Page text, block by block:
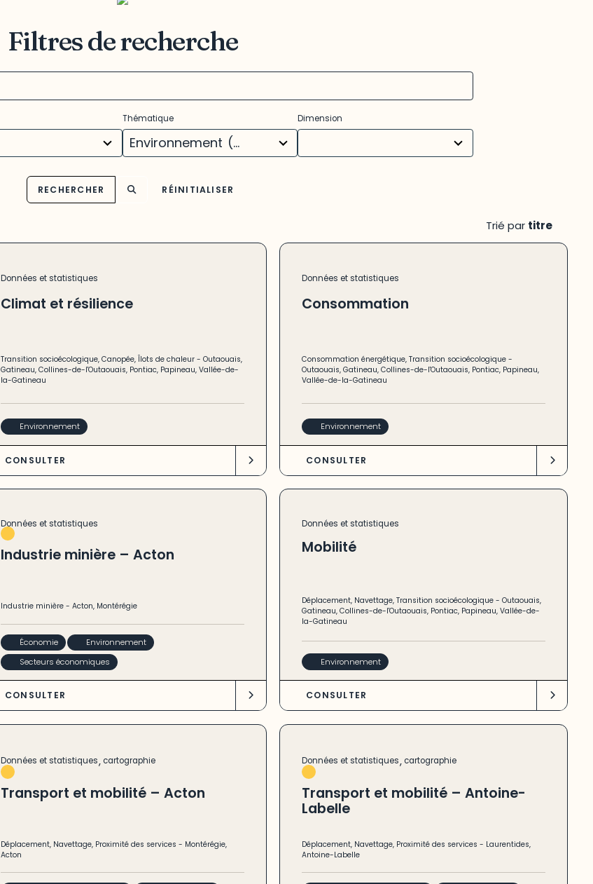
Filtres de recherche
Thématique
Environnement (25)
11
results
available
Dimension
14
results
RECHERCHER RÉINITIALISER
Trié par titre
Données et statistiques
Climat et résilience
Transition socioécologique,Canopée,Îlots de chaleur -Outaouais,
Gatineau,Collines-de-l'Outaouais, Pontiac, Papineau,Vallée-de-
la-Gatineau
Environnement
CONSULTER
Données et statistiques
Consommation
Consommation énergétique,Transition socioécologique -
Outaouais,Gatineau,Collines-de-l'Outaouais, Pontiac, Papineau,
Vallée-de-la-Gatineau
Environnement
CONSULTER
Données et statistiques
Industrie minière – Acton
Industrie minière -Acton, Montérégie
Économie
Environnement
Secteurs économiques
CONSULTER
Données et statistiques
Mobilité
Déplacement, Navettage,Transition socioécologique -Outaouais,
Gatineau,Collines-de-l'Outaouais, Pontiac, Papineau,Vallée-de-
la-Gatineau
Environnement
CONSULTER
Données et statistiques, cartographie
Transport et mobilité – Acton
Déplacement, Navettage, Proximité des services - Montérégie,
Acton
Données et statistiques, cartographie
Transport et mobilité – Antoine-
Labelle
Déplacement, Navettage, Proximité des services - Laurentides,
Antoine-Labelle